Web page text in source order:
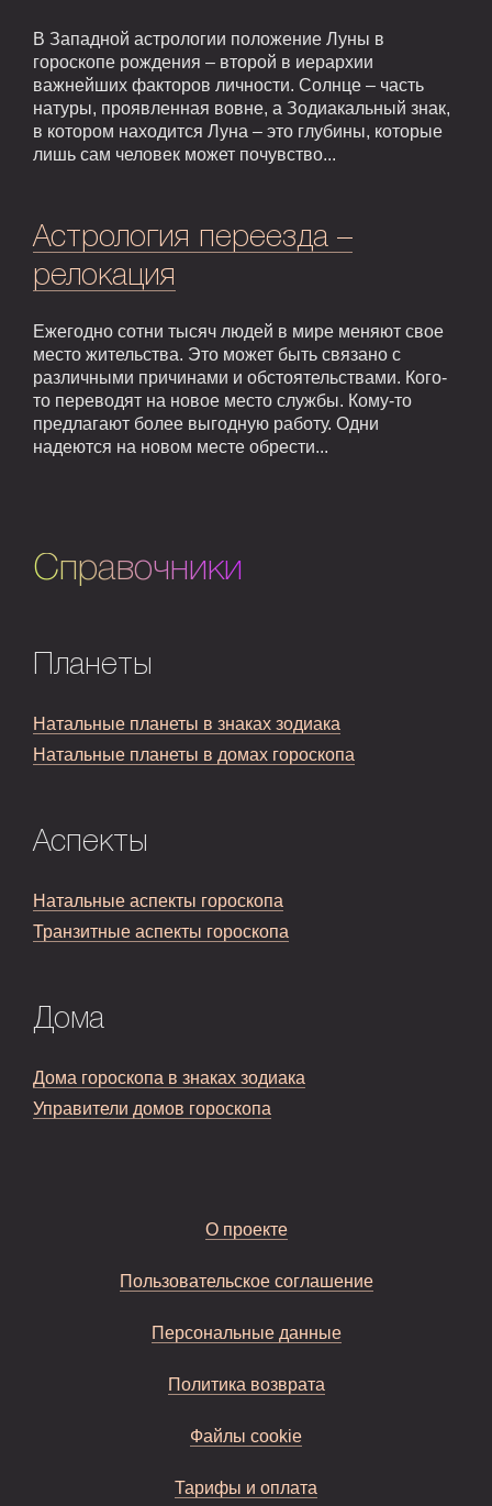
В Западной астрологии положение Луны в
гороскопе рождения – второй в иерархии
важнейших факторов личности. Солнце – часть
натуры, проявленная вовне, а Зодиакальный знак,
в котором находится Луна – это глубины, которые
лишь сам человек может почувство...
Астрология переезда –
релокация
Ежегодно сотни тысяч людей в мире меняют свое
место жительства. Это может быть связано с
различными причинами и обстоятельствами. Кого-
то переводят на новое место службы. Кому-то
предлагают более выгодную работу. Одни
надеются на новом месте обрести...
Справочники
Планеты
Натальные планеты в знаках зодиака
Натальные планеты в домах гороскопа
Аспекты
Натальные аспекты гороскопа
Транзитные аспекты гороскопа
Дома
Дома гороскопа в знаках зодиака
Управители домов гороскопа
О проекте
Пользовательское соглашение
Персональные данные
Политика возврата
Файлы cookie
Тарифы и оплата